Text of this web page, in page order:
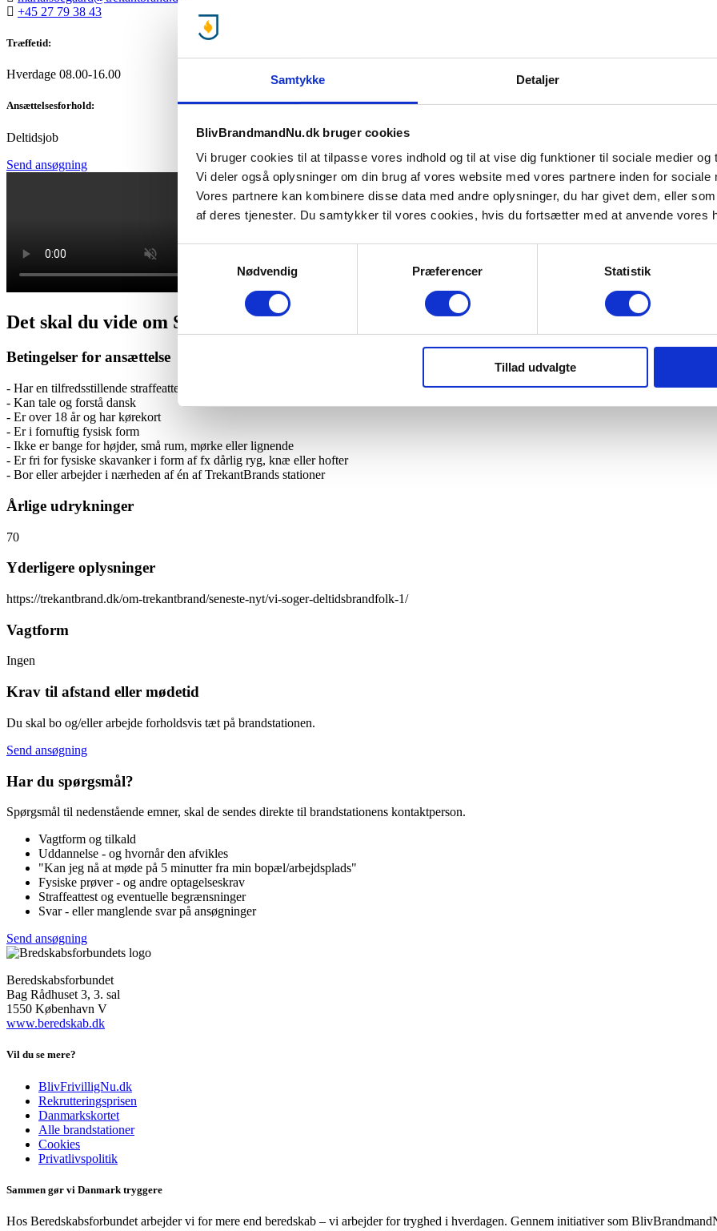
Samtykke Detaljer
BlivBrandmandNu.dk bruger cookies
Vi bruger cookies til at tilpasse vores indhold og til at vise dig funktioner til sociale medier
Vi deler også oplysninger om din brug af vores website med vores partnere inden for sociale
Vores partnere kan kombinere disse data med andre oplysninger, du har givet dem, eller
af deres tjenester. Du samtykker til vores cookies, hvis du fortsætter med at anvende vores
Nødvendig
Præferencer Statistik
Tillad udvalgte
+45 27 79 38 43
Træffetid:
Hverdage 08.00-16.00
Ansættelsesforhold:
Deltidsjob
Send ansøgning
Det skal du vide om Station Lunderskov
Betingelser for ansættelse
- Har en tilfredsstillende straffeattest
- Kan tale og forstå dansk
- Er over 18 år og har kørekort
- Er i fornuftig fysisk form
- Ikke er bange for højder, små rum, mørke eller lignende
- Er fri for fysiske skavanker i form af fx dårlig ryg, knæ eller hofter
- Bor eller arbejder i nærheden af én af TrekantBrands stationer
Årlige udrykninger
70
Yderligere oplysninger
https://trekantbrand.dk/om-trekantbrand/seneste-nyt/vi-soger-deltidsbrandfolk-1/
Vagtform
Ingen
Krav til afstand eller mødetid
Du skal bo og/eller arbejde forholdsvis tæt på brandstationen.
Send ansøgning
Har du spørgsmål?
Spørgsmål til nedenstående emner, skal de sendes direkte til brandstationens kontaktperson.
Vagtform og tilkald
Uddannelse - og hvornår den afvikles
"Kan jeg nå at møde på 5 minutter fra min bopæl/arbejdsplads"
Fysiske prøver - og andre optagelseskrav
Straffeattest og eventuelle begrænsninger
Svar - eller manglende svar på ansøgninger
Send ansøgning
Beredskabsforbundet
Bag Rådhuset 3, 3. sal
1550 København V
www.beredskab.dk
Vil du se mere?
BlivFrivilligNu.dk
Rekrutteringsprisen
Danmarkskortet
Alle brandstationer
Cookies
Privatlivspolitik
Sammen gør vi Danmark tryggere
Hos Beredskabsforbundet arbejder vi for mere end beredskab – vi arbejder for tryghed i hverdagen. Gennem initiativer som